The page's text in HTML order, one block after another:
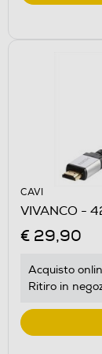
CAVI
VIVANCO -
€ 29,90
Acquisto
Ritiro in